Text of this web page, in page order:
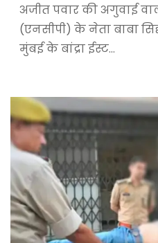
अजीत पवार की अगुवाई वाली
(एनसीपी) के नेता बाबा
मुंबई के बांद्रा ईस्ट…